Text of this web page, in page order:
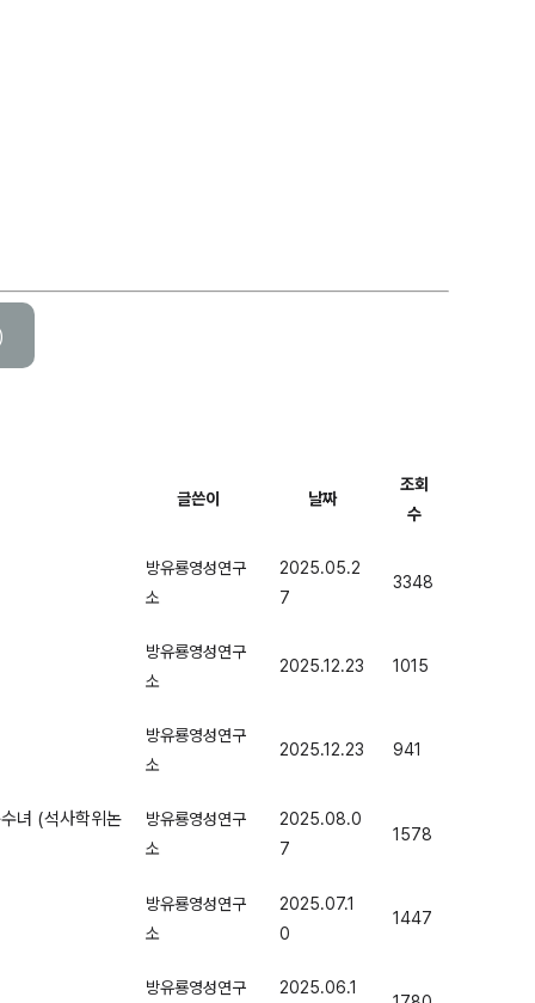
글쓴이 날짜
조회
수
방유룡영성연구
소
2025.05.2
7
3348
방유룡영성연구
소
2025.12.23 1015
방유룡영성연구
소
2025.12.23 941
녀 (석사학위논
방유룡영성연구
소
2025.08.0
7
1578
방유룡영성연구
소
2025.07.1
0
1447
방유룡영성연구
2025.06.1